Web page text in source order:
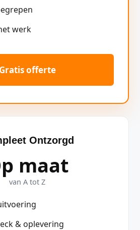
werk
Gratis offerte
Ontzorgd
maat
van A tot Z
& oplevering